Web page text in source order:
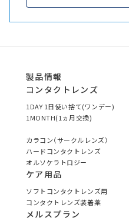
製品情報
コンタクトレンズ
1DAY 1日使い捨て(ワンデー)
1MONTH(1ヵ月交換)
カラコン（サークルレンズ）
ハードコンタクトレンズ
オルソケラトロジー
ケア用品
ソフトコンタクトレンズ用
コンタクトレンズ装着薬
メルスプラン